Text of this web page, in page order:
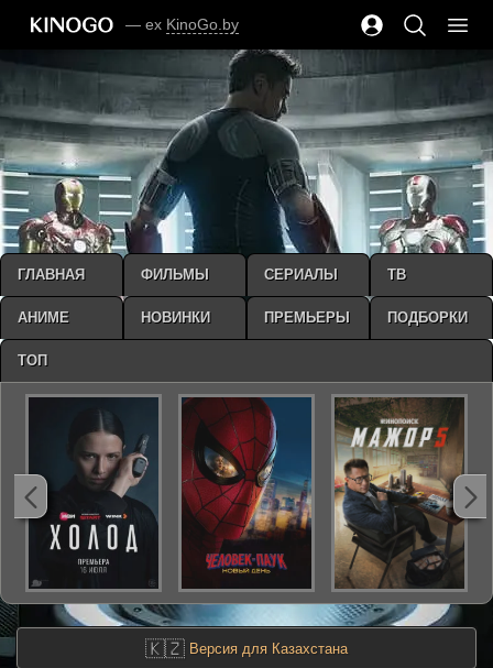
— ex KinoGo.by
🇰🇿 Версия для Казахстана
ГЛАВНАЯ ФИЛЬМЫ СЕРИАЛЫ ТВ
АНИМЕ НОВИНКИ ПРЕМЬЕРЫ ПОДБОРКИ
ТОП